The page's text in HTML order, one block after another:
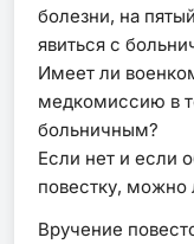
болезни, на
явиться с
Имеет ли
медкомиссию в
больничным?
Если нет и если
повестку, можно
Вручение